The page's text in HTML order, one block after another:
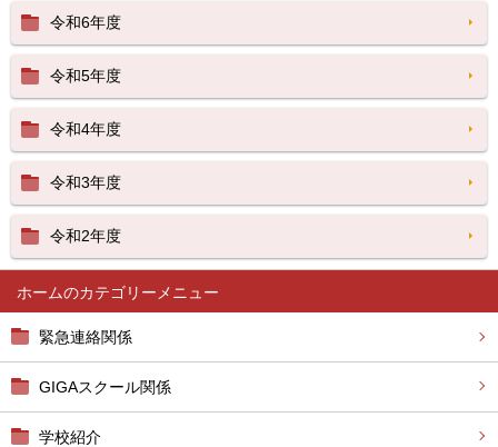
ホーム
緊急連絡関係
GIGAスクール関係
学校紹介
令和6年度
令和5年度
令和4年度
令和3年度
令和2年度